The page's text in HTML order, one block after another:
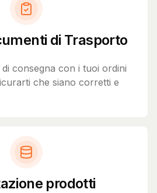
di Trasporto
consegna con i tuoi ordini
che siano corretti e
prodotti